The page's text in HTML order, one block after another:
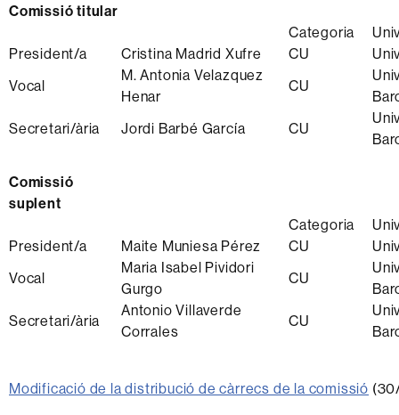
Comissió titular
Categoria
President/a
Cristina Madrid Xufre CU
Vocal
M. Antonia Velazquez
Henar
CU
Secretari/ària
Jordi Barbé García CU
Comissió
suplent
Categoria
President/a
Maite Muniesa Pérez CU
Vocal
Maria Isabel Pividori
Gurgo
CU
Secretari/ària
Antonio Villaverde
Corrales
CU
Modificació de la distribució de càrrecs de la comissió